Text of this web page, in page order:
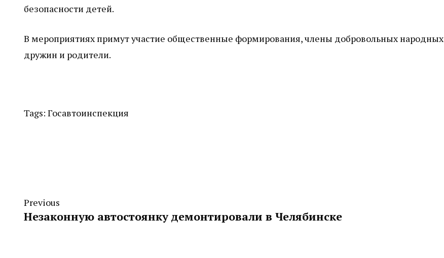
безопасности детей.
В мероприятиях примут участие общественные формирования, члены добровольных народных
дружин и родители.
Tags: Госавтоинспекция
Previous
Незаконную автостоянку демонтировали в Челябинске